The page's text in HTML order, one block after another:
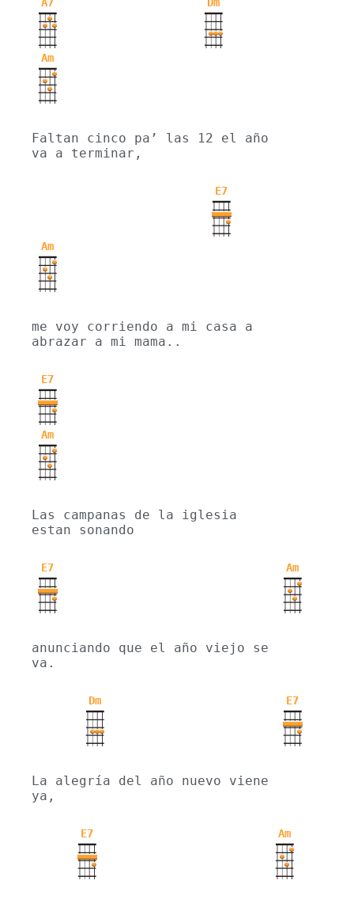
A7 Dm
Am
Faltan cinco pa’ las 12 el año
va a terminar,
E7
Am
me voy corriendo a mi casa a
abrazar a mi mama..
E7
Am
Las campanas de la iglesia
estan sonando
E7 Am
anunciando que el año viejo se
va.
Dm E7
La alegría del año nuevo viene
ya,
E7 Am